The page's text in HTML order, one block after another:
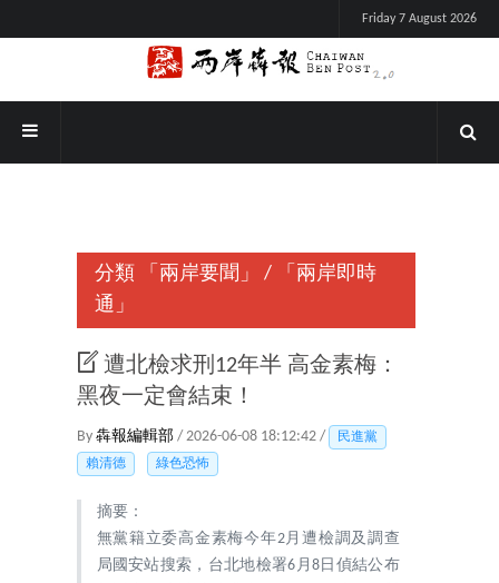
Friday 7 August 2026
分類 「兩岸要聞」 /
「兩岸即時
通」
遭北檢求刑12年半 高金素梅：
黑夜一定會結束！
By 犇報編輯部 / 2026-06-08 18:12:42 /
民進黨
賴清德
綠色恐怖
摘要：
無黨籍立委高金素梅今年2月遭檢調及調查
局國安站搜索，台北地檢署6月8日偵結公布